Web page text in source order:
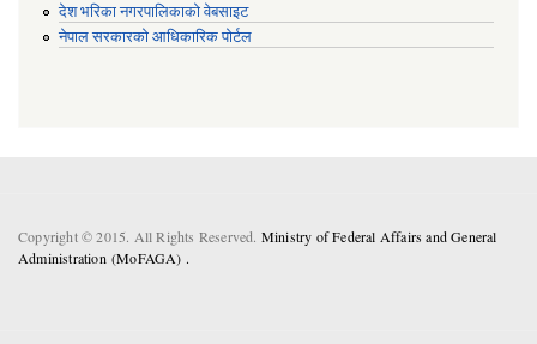
देश भरिका नगरपालिकाको वेबसाइट
नेपाल सरकारको आधिकारिक पोर्टल
Copyright © 2015. All Rights Reserved. Ministry of Federal Affairs and General
Administration (MoFAGA) .